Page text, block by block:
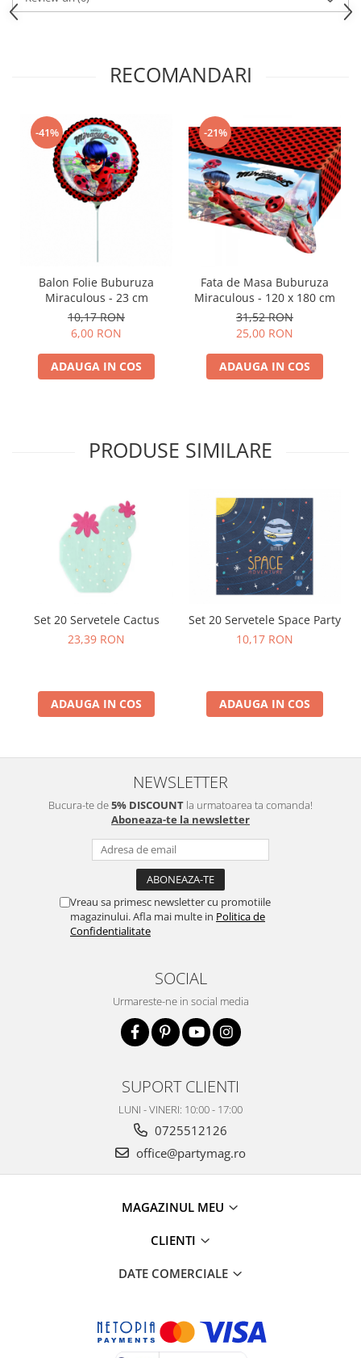
Valentine's Day
RECOMANDARI
-41%
Balon Folie Buburuza
Miraculous - 23 cm
10,17 RON
6,00 RON
ADAUGA IN COS
-21%
Fata de Masa Buburuza
Miraculous - 120 x 180 cm
31,52 RON
25,00 RON
ADAUGA IN COS
PRODUSE SIMILARE
Set 20 Servetele Cactus
23,39 RON
ADAUGA IN COS
Set 20 Servetele Space Party
10,17 RON
ADAUGA IN COS
NEWSLETTER
Bucura-te de5% DISCOUNT la urmatoarea ta comanda!
Aboneaza-te la newsletter
Vreau sa primesc newsletter cu promotiile
magazinului. Afla mai multe in Politica de
Confidentialitate
SOCIAL
Urmareste-ne in social media
SUPORT CLIENTI
LUNI - VINERI: 10:00 - 17:00
0725512126
office@partymag.ro
MAGAZINUL MEU
CLIENTI
DATE COMERCIALE